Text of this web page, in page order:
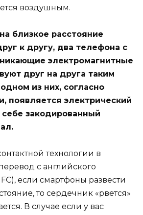
воздушным.
близкое расстояние
к другу, два телефона с
электромагнитные
друг на друга таким
из них, согласно
появляется электрический
закодированный
технологии в
с английского
если смартфоны развести
то сердечник «рвется»
В случае если у вас